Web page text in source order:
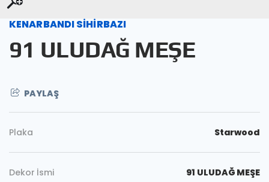
KENARBANDI SİHİRBAZI
91 ULUDAĞ MEŞE
PAYLAŞ
Plaka Starwood
Dekor İsmi 91 ULUDAĞ MEŞE